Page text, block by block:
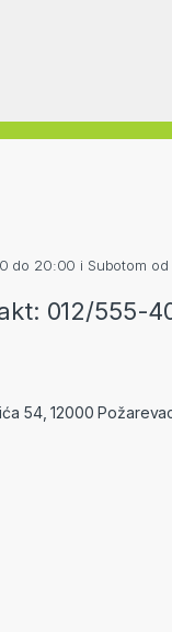
do 20:00 i Subotom
012/555-
54, 12000